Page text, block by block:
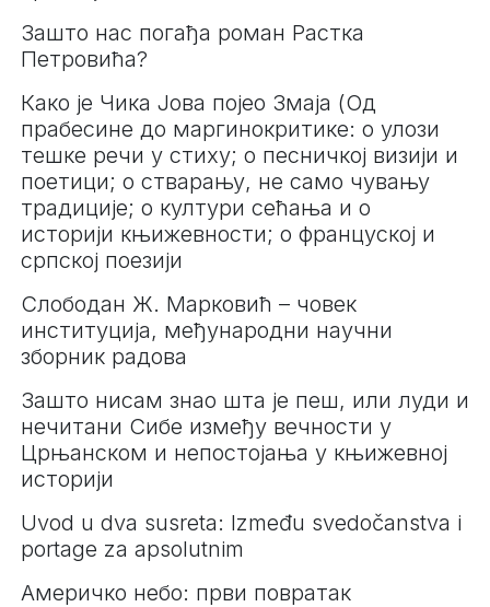
Зашто нас погађа роман Растка
Петровића?
Како је Чика Јова појео Змаја (Од
прабесине до маргинокритике: о улози
тешке речи у стиху; о песничкој визији и
поетици; о стварању, не само чувању
традиције; о култури сећања и о
историји књижевности; о француској и
српској поезији
Слободан Ж. Марковић – човек
институција, међународни научни
зборник радова
Зашто нисам знао шта је пеш, или луди и
нечитани Сибе између вечности у
Црњанском и непостојања у књижевној
историји
Uvod u dva susreta: Između svedočanstva i
portage za apsolutnim
Америчко небо: први повратак